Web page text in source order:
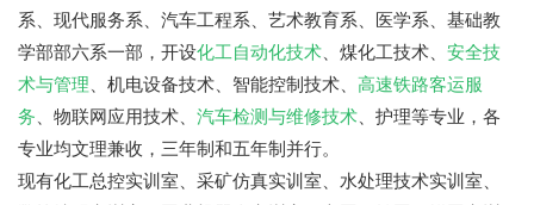
系、现代服务系、汽车工程系、艺术教育系、医学系、基础教
学部部六系一部，开设化工自动化技术 、煤化工技术、 安全技
术与管理 、机电设备技术、智能控制技术、 高速铁路客运服
务 、物联网应用技术、 汽车检测与维修技术 、护理等专业，各
专业均文理兼收，三年制和五年制并行。
现有化工总控实训室、采矿仿真实训室、水处理技术实训室、